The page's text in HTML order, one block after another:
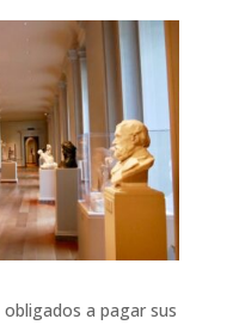
obligados a pagar sus